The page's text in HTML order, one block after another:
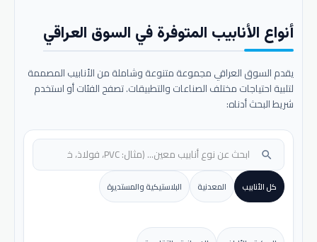
أنواع الأنابيب المتوفرة في السوق العراقي
يقدم السوق العراقي مجموعة متنوعة وشاملة من الأنابيب المصممة
لتلبية احتياجات مختلف الصناعات والتطبيقات. تصفح الفئات أو استخدم
شريط البحث أدناه:
search
كل الأنابيب المعدنية البلاستيكية والمستديرة